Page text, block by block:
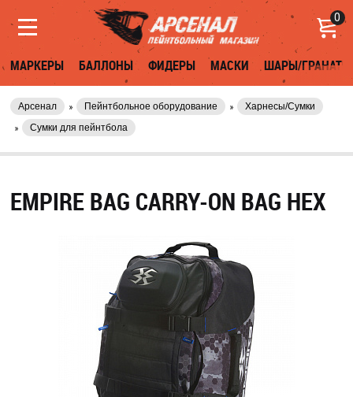
0
МАРКЕРЫ БАЛЛОНЫ ФИДЕРЫ МАСКИ ШАРЫ/ГРАНАТЫ
Арсенал Пейнтбольное оборудование
Харнесы/Сумки
Сумки для пейнтбола
EMPIRE BAG CARRY-ON BAG HEX